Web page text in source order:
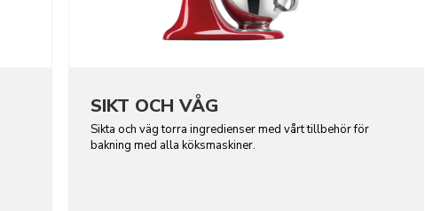
SIKT OCH VÅG
Sikta och väg torra ingredienser med vårt tillbehör för
bakning med alla köksmaskiner.